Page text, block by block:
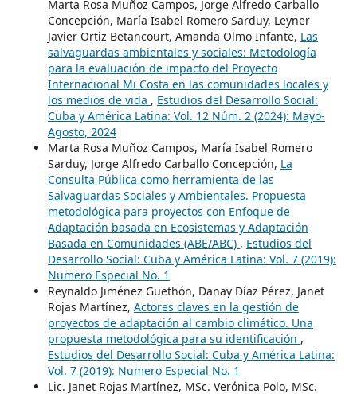
Marta Rosa Muñoz Campos, Jorge Alfredo Carballo
Concepción, María Isabel Romero Sarduy, Leyner
Javier Ortiz Betancourt, Amanda Olmo Infante, Las
salvaguardas ambientales y sociales: Metodología
para la evaluación de impacto del Proyecto
Internacional Mi Costa en las comunidades locales y
los medios de vida , Estudios del Desarrollo Social:
Cuba y América Latina: Vol. 12 Núm. 2 (2024): Mayo-
Agosto, 2024
Marta Rosa Muñoz Campos, María Isabel Romero
Sarduy, Jorge Alfredo Carballo Concepción, La
Consulta Pública como herramienta de las
Salvaguardas Sociales y Ambientales. Propuesta
metodológica para proyectos con Enfoque de
Adaptación basada en Ecosistemas y Adaptación
Basada en Comunidades (ABE/ABC) , Estudios del
Desarrollo Social: Cuba y América Latina: Vol. 7 (2019):
Numero Especial No. 1
Reynaldo Jiménez Guethón, Danay Díaz Pérez, Janet
Rojas Martínez, Actores claves en la gestión de
proyectos de adaptación al cambio climático. Una
propuesta metodológica para su identificación ,
Estudios del Desarrollo Social: Cuba y América Latina:
Vol. 7 (2019): Numero Especial No. 1
Lic. Janet Rojas Martínez, MSc. Verónica Polo, MSc.